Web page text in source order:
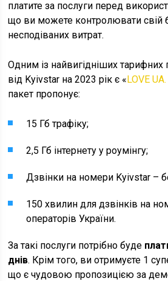
платите за послуги перед
що ви можете контролювати свій
несподіваних витрат.
Одним із найвигідніших тарифних
від Kyivstar на 2023 рік є «LOVE
пакет пропонує:
15 Гб трафіку;
2,5 Гб інтернету у роумінгу;
Дзвінки на номери Kyivstar –
150 хвилин для дзвінків на
операторів України.
За такі послуги потрібно буде
днів. Крім того, ви отримуєте 1
що є чудовою пропозицією за